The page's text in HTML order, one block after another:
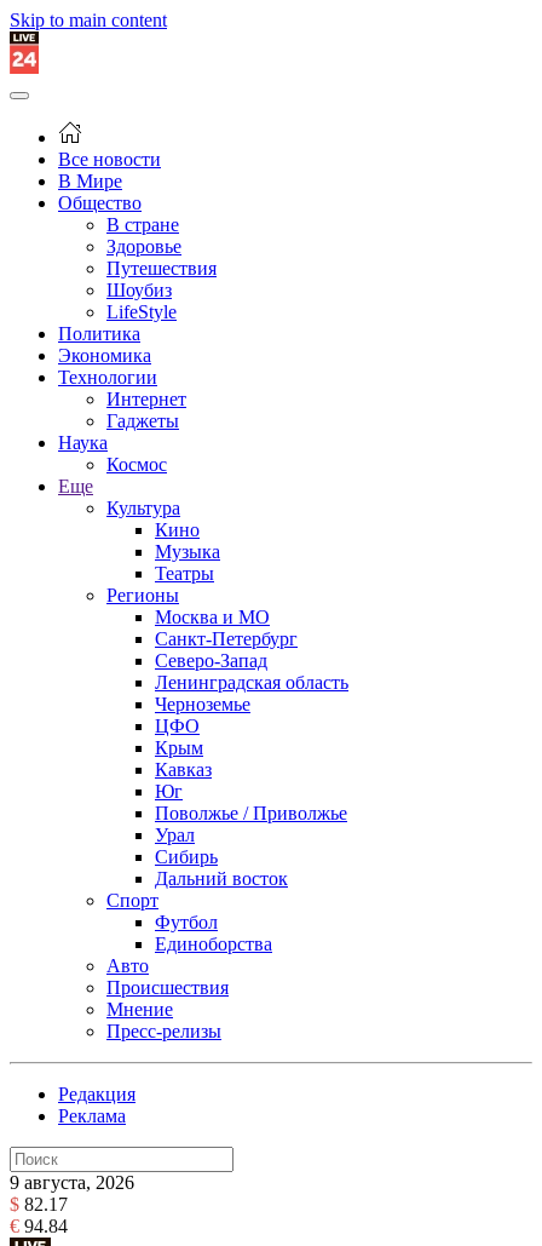
Skip to main content
Все новости
В Мире
Общество
В стране
Здоровье
Путешествия
Шоубиз
LifeStyle
Политика
Экономика
Технологии
Интернет
Гаджеты
Наука
Космос
Еще
Культура
Кино
Музыка
Театры
Регионы
Москва и МО
Санкт-Петербург
Северо-Запад
Ленинградская область
Черноземье
ЦФО
Крым
Кавказ
Юг
Поволжье / Приволжье
Урал
Сибирь
Дальний восток
Спорт
Футбол
Единоборства
Авто
Происшествия
Мнение
Пресс-релизы
Редакция
Реклама
9 августа, 2026
$ 82.17
€ 94.84